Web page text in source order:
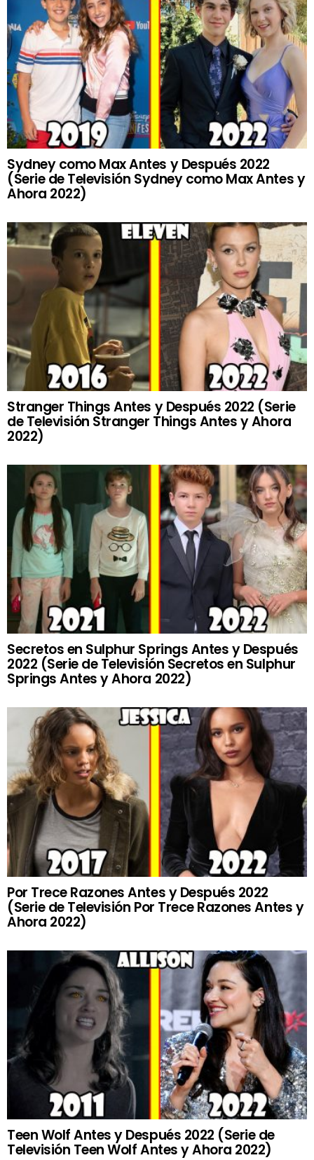
Sydney como Max Antes y Después 2022
(Serie de Televisión Sydney como Max Antes y
Ahora 2022)
Stranger Things Antes y Después 2022 (Serie
de Televisión Stranger Things Antes y Ahora
2022)
Secretos en Sulphur Springs Antes y Después
2022 (Serie de Televisión Secretos en Sulphur
Springs Antes y Ahora 2022)
Por Trece Razones Antes y Después 2022
(Serie de Televisión Por Trece Razones Antes y
Ahora 2022)
Teen Wolf Antes y Después 2022 (Serie de
Televisión Teen Wolf Antes y Ahora 2022)